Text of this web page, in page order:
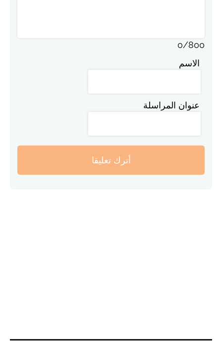
0/800
الاسم
عنوان المراسلة
أترك تعليقا